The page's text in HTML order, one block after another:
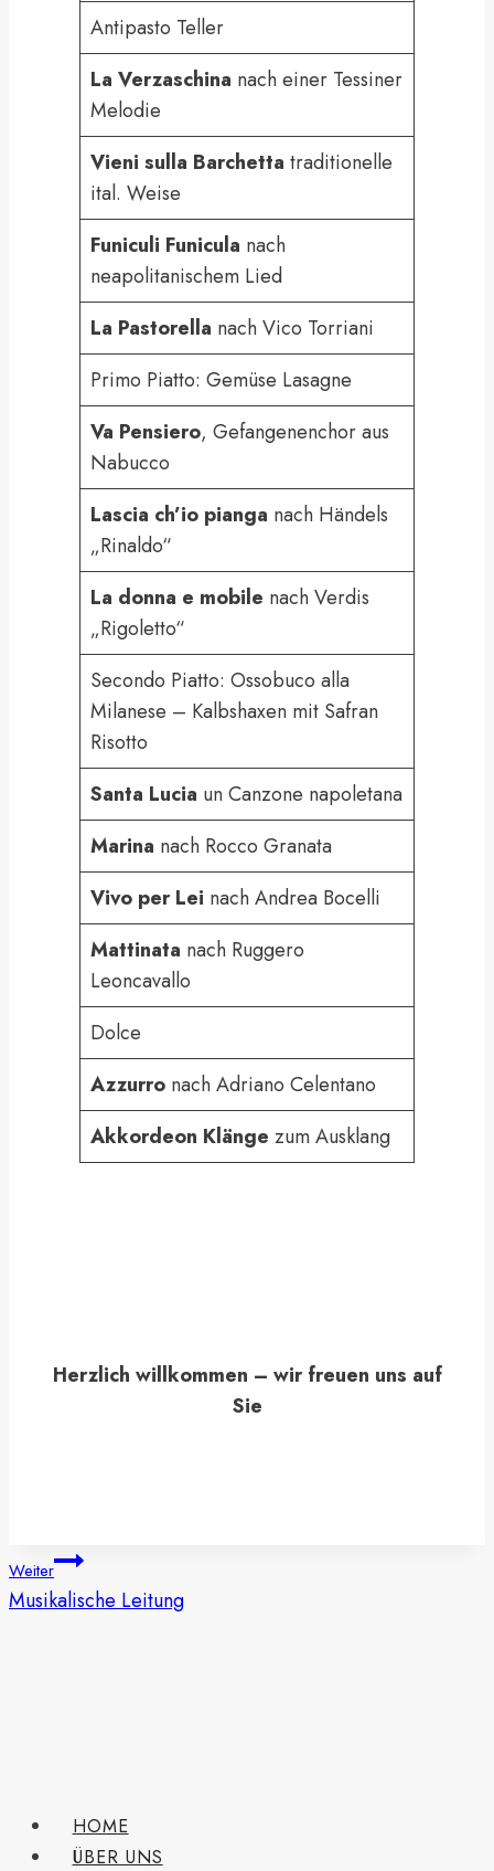
Antipasto Teller
La Verzaschina nach einer Tessiner
Melodie
Vieni sulla Barchetta traditionelle
ital. Weise
Funiculi Funicula nach
neapolitanischem Lied
La Pastorella nach Vico Torriani
Primo Piatto: Gemüse Lasagne
Va Pensiero, Gefangenenchor aus
Nabucco
Lascia ch’io pianga nach Händels
„Rinaldo“
La donna e mobile nach Verdis
„Rigoletto“
Secondo Piatto: Ossobuco alla
Milanese – Kalbshaxen mit Safran
Risotto
Santa Lucia un Canzone napoletana
Marina nach Rocco Granata
Vivo per Lei nach Andrea Bocelli
Mattinata nach Ruggero
Leoncavallo
Dolce
Azzurro nach Adriano Celentano
Akkordeon Klänge zum Ausklang
Herzlich willkommen – wir freuen uns auf
Sie
Beitragsnavigation
Weiter
Musikalische Leitung
HOME
ÜBER UNS